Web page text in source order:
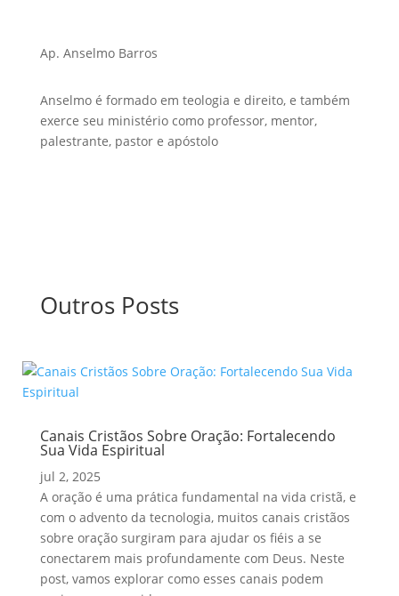
Ap. Anselmo Barros
Anselmo é formado em teologia e direito, e também
exerce seu ministério como professor, mentor,
palestrante, pastor e apóstolo
Outros Posts
Canais Cristãos Sobre Oração: Fortalecendo
Sua Vida Espiritual
jul 2, 2025
A oração é uma prática fundamental na vida cristã, e
com o advento da tecnologia, muitos canais cristãos
sobre oração surgiram para ajudar os fiéis a se
conectarem mais profundamente com Deus. Neste
post, vamos explorar como esses canais podem